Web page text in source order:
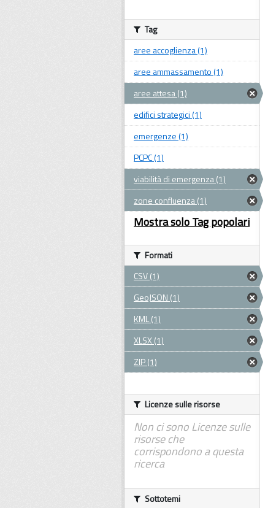
Tag
aree accoglienza (1)
aree ammassamento (1)
aree attesa (1)
edifici strategici (1)
emergenze (1)
PCPC (1)
viabilità di emergenza (1)
zone confluenza (1)
Mostra solo Tag popolari
Formati
CSV (1)
GeoJSON (1)
KML (1)
XLSX (1)
ZIP (1)
Licenze sulle risorse
Non ci sono Licenze sulle
risorse che
corrispondono a questa
ricerca
Sottotemi